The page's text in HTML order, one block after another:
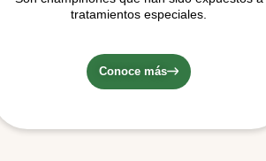
tratamientos especiales.
Conoce más